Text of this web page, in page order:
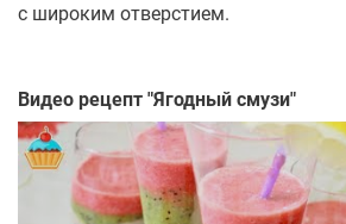
с широким отверстием.
Видео рецепт "Ягодный смузи"